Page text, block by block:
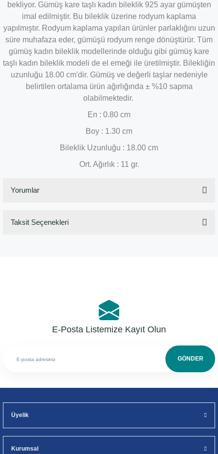
bekliyor. Gümüş kare taşlı kadın bileklik 925 ayar gümüşten
imal edilmiştir. Bu bileklik üzerine rodyum kaplama
yapılmıştır. Rodyum kaplama yapılan ürünler parlaklığını uzun
süre muhafaza eder, gümüşü rodyum renge dönüştürür. Tüm
gümüş kadın bileklik modellerinde olduğu gibi gümüş kare
taşlı kadın bileklik modeli de el emeği ile üretilmiştir. Bilekliğin
uzunluğu 18.00 cm'dir. Gümüş ve değerli taşlar nedeniyle
belirtilen ortalama ürün ağırlığında ± %10 sapma
olabilmektedir.
En : 0.80 cm
Boy : 1.30 cm
Bileklik Uzunluğu : 18.00 cm
Ort. Ağırlık : 11 gr.
Yorumlar
Taksit Seçenekleri
E-Posta Listemize Kayıt Olun
GÖNDER
Üyelik
Kurumsal